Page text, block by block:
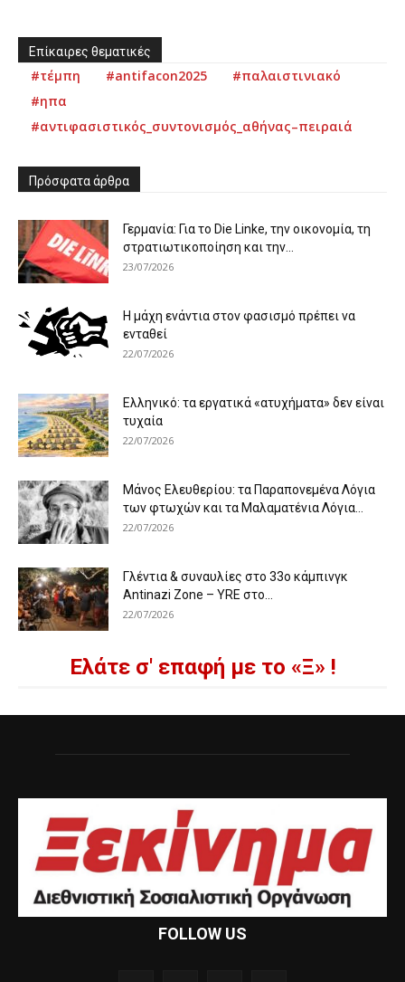
Επίκαιρες θεματικές
#τέμπη #antifacon2025
#παλαιστινιακό
#ηπα
#αντιφασιστικός_συντονισμός_αθήνας–πειραιά
Πρόσφατα άρθρα
Γερμανία: Για το Die Linke, την οικονομία, τη
στρατιωτικοποίηση και την...
23/07/2026
Η μάχη ενάντια στον φασισμό πρέπει να
ενταθεί
22/07/2026
Ελληνικό: τα εργατικά «ατυχήματα» δεν είναι
τυχαία
22/07/2026
Μάνος Ελευθερίου: τα Παραπονεμένα Λόγια
των φτωχών και τα Μαλαματένια Λόγια...
22/07/2026
Γλέντια & συναυλίες στο 33ο κάμπινγκ
Antinazi Zone – YRE στο...
22/07/2026
Ελάτε σ' επαφή με το «Ξ» !
FOLLOW US